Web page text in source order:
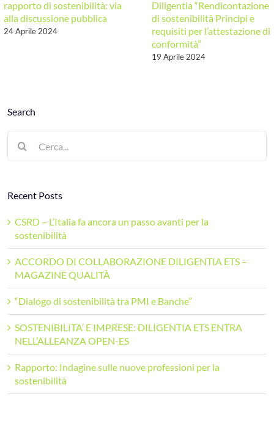
rapporto di sostenibilità: via
alla discussione pubblica
24 Aprile 2024
Diligentia “Rendicontazione
di sostenibilità Principi e
requisiti per l’attestazione di
conformità”
19 Aprile 2024
Search
per:
Recent Posts
CSRD – L’Italia fa ancora un passo avanti per la
sostenibilità
ACCORDO DI COLLABORAZIONE DILIGENTIA ETS –
MAGAZINE QUALITÀ
“Dialogo di sostenibilità tra PMI e Banche”
SOSTENIBILITA’ E IMPRESE: DILIGENTIA ETS ENTRA
NELL’ALLEANZA OPEN-ES
Rapporto: Indagine sulle nuove professioni per la
sostenibilità